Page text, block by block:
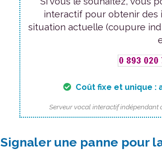
interactif pour obtenir des
situation actuelle (coupure
Coût fixe et unique :
Serveur vocal interactif indépendant
Signaler une panne pour